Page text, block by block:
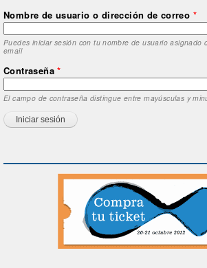
Nombre de usuario o dirección de correo *
Puedes iniciar sesión con tu nombre de usuario asignado
email
Contraseña*
El campo de contraseña distingue entre mayúsculas y